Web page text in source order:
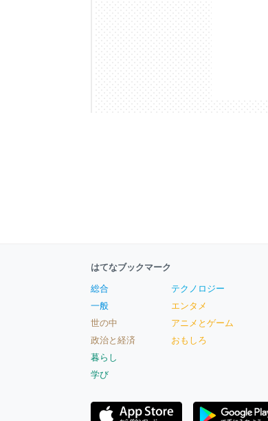
はてなブックマーク
総合
一般
世の中
政治と経済
暮らし
学び
テクノロジー
エンタメ
アニメとゲーム
おもしろ